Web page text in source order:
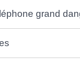
grand